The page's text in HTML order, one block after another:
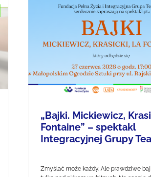
„Bajki. Mickiewicz,
Fontaine” – spektakl
Integracyjnej Grupy
Zmyślać może każdy. Ale prawdziwe